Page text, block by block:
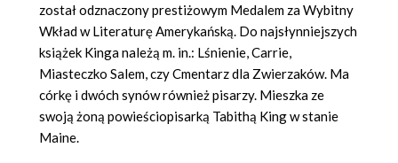
został odznaczony prestiżowym Medalem za Wybitny
Wkład w Literaturę Amerykańską. Do najsłynniejszych
książek Kinga należą m. in.: Lśnienie, Carrie,
Miasteczko Salem, czy Cmentarz dla Zwierzaków. Ma
córkę i dwóch synów również pisarzy. Mieszka ze
swoją żoną powieściopisarką Tabithą King w stanie
Maine.